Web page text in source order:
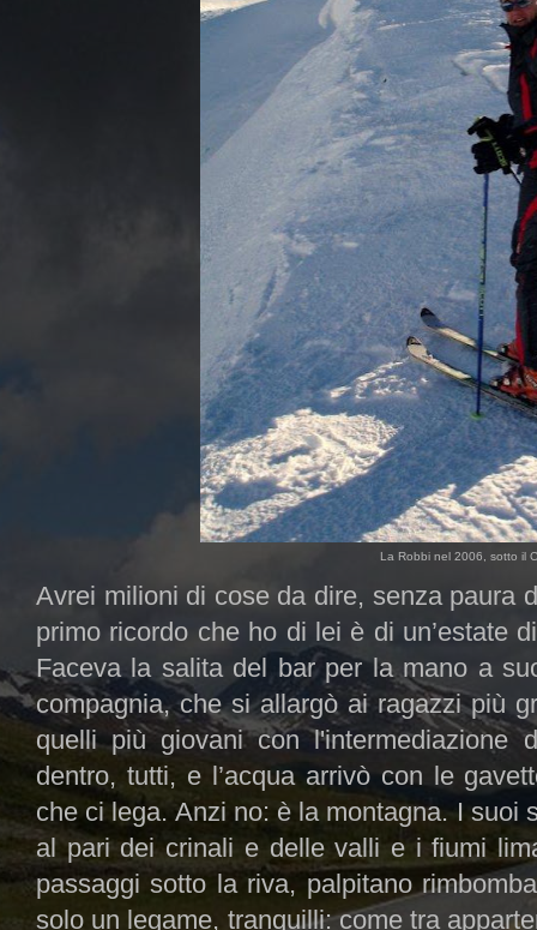
La Robbi nel 2006, sotto il
Avrei milioni di cose da dire, senza paura
primo ricordo che ho di lei è di un’estate
Faceva la salita del bar per la mano a
compagnia, che si allargò ai ragazzi più
quelli più giovani con l'intermediazione
dentro, tutti, e l’acqua arrivò con le
che ci lega. Anzi no: è la montagna. I suoi
al pari dei crinali e delle valli e i fiumi
passaggi sotto la riva, palpitano
solo un legame, tranquilli: come tra